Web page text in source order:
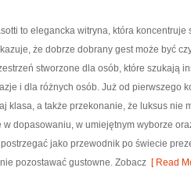
to elegancka witryna, która
że dobrze dobrany gest może być
stworzone dla osób, które szukają
i dla różnych osób. Już od pierwszego
klasa, a także przekonanie, że luksus nie
w dopasowaniu, w umiejętnym wyborze
jako przewodnik po świecie
pozostawać gustowne. Zobacz [ Read